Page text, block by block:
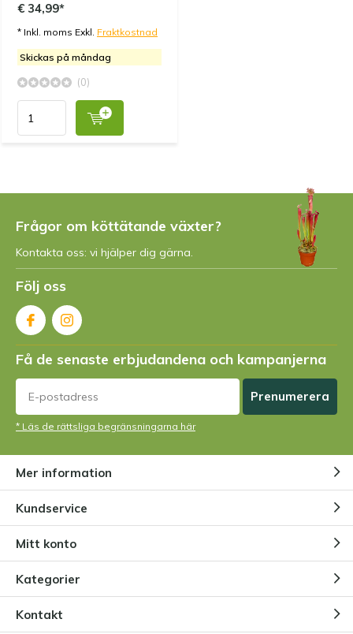
€ 34,99*
* Inkl. moms Exkl. Fraktkostnad
Skickas på måndag
(0)
Frågor om köttätande växter?
Kontakta oss: vi hjälper dig gärna.
Följ oss
Få de senaste erbjudandena och kampanjerna
Prenumerera
* Läs de rättsliga begränsningarna här
Mer information
Kundservice
Mitt konto
Kategorier
Kontakt